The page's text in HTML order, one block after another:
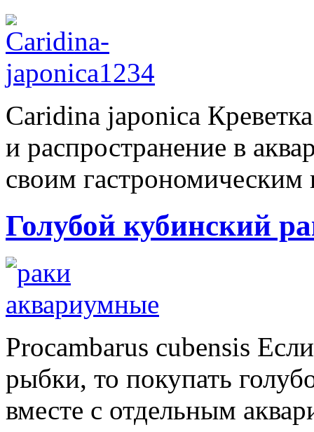
Caridina japonica
и распространение в
своим гастрономическим
Голубой кубинский
Procambarus cubensis
рыбки, то покупать
вместе с отдельным